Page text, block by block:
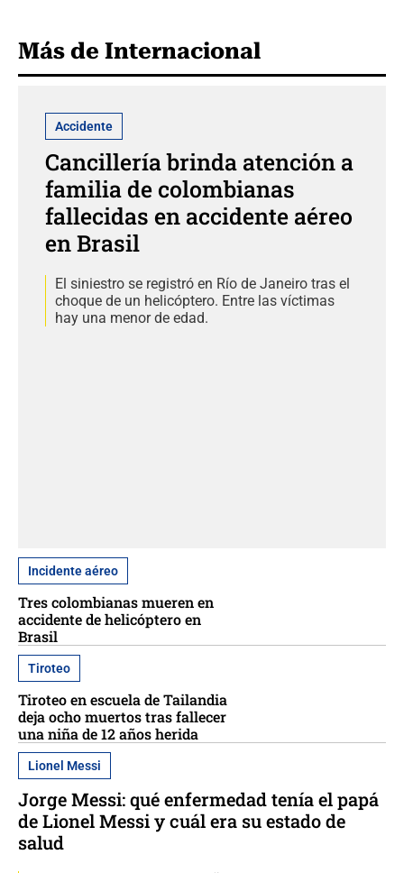
Más de Internacional
Accidente
Cancillería brinda atención a
familia de colombianas
fallecidas en accidente aéreo
en Brasil
El siniestro se registró en Río de Janeiro tras el
choque de un helicóptero. Entre las víctimas
hay una menor de edad.
Incidente aéreo
Tres colombianas mueren en
accidente de helicóptero en
Brasil
Tiroteo
Tiroteo en escuela de Tailandia
deja ocho muertos tras fallecer
una niña de 12 años herida
Lionel Messi
Jorge Messi: qué enfermedad tenía el papá
de Lionel Messi y cuál era su estado de
salud